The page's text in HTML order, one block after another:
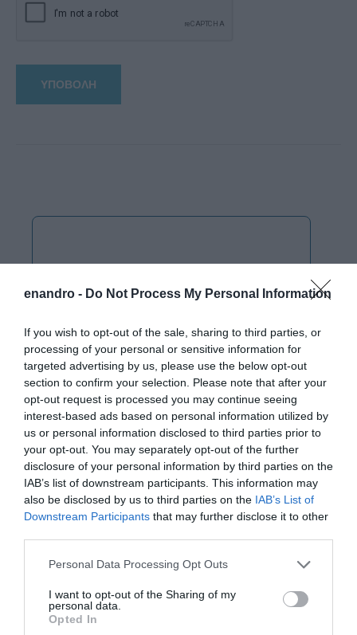
enandro - Do Not Process My Personal Information
If you wish to opt-out of the sale, sharing to third parties, or
processing of your personal or sensitive information for
targeted advertising by us, please use the below opt-out
section to confirm your selection. Please note that after your
opt-out request is processed you may continue seeing
interest-based ads based on personal information utilized by
us or personal information disclosed to third parties prior to
your opt-out. You may separately opt-out of the further
disclosure of your personal information by third parties on the
IAB’s list of downstream participants. This information may
also be disclosed by us to third parties on the IAB’s List of
Downstream Participants that may further disclose it to other
Please note that this website/app uses one or more Google
not limited to your visit or usage behaviour. You may click to
grant or deny consent to Google and its third-party tags to
use your data for below specified purposes in below Google
Personal Data Processing Opt Outs
I want to opt-out of the Sharing of my
personal data.
Opted In